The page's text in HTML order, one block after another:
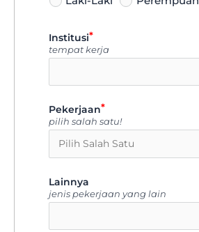
Institusi
tempat kerja
Pekerjaan
pilih salah satu!
Lainnya
jenis pekerjaan yang lain